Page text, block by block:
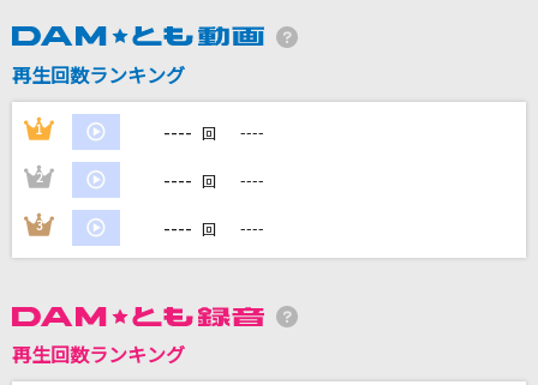
Mrs. GREEN APPLE
back number
もっと見る
再生回数ランキング
1 ---- 回 ----
2 ---- 回 ----
3 ---- 回 ----
再生回数ランキング